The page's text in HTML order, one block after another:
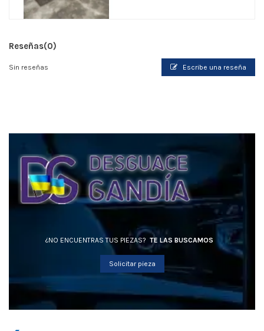
Reseñas(0)
Sin reseñas Escribe una reseña
¿NO ENCUENTRAS TUS PIEZAS? TE LAS BUSCAMOS
Solicitar pieza